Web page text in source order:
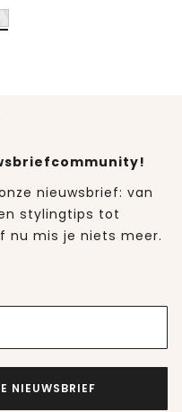
nieuwsbrief: van
stylingtips tot
nu mis je niets meer.
NIEUWSBRIEF